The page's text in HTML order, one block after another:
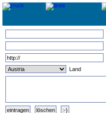
Land